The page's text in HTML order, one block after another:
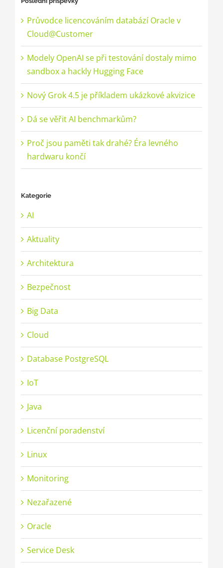
Průvodce licencováním databází Oracle v
Cloud@Customer
Modely OpenAI se při testování dostaly mimo
sandbox a hackly Hugging Face
Nový Grok 4.5 je příkladem ukázkové akvizice
Dá se věřit AI benchmarkům?
Proč jsou paměti tak drahé? Éra levného
hardwaru končí
Kategorie
AI
Aktuality
Architektura
Bezpečnost
Big Data
Cloud
Database PostgreSQL
IoT
Java
Licenční poradenství
Linux
Monitoring
Nezařazené
Oracle
Service Desk